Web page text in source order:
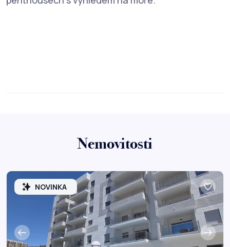
Nemovitosti
NOVINKA